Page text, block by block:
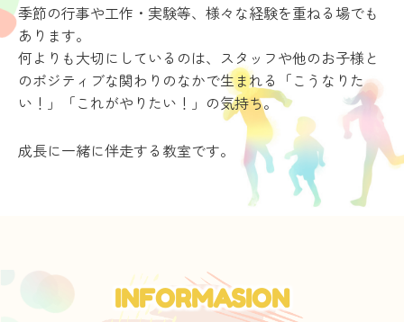
季節の行事や工作・実験等、様々な経験を重ねる場でも
あります。
何よりも大切にしているのは、スタッフや他のお子様と
のポジティブな関わりのなかで生まれる「こうなりた
い！」「これがやりたい！」の気持ち。
成長に一緒に伴走する教室です。
INFORMASION